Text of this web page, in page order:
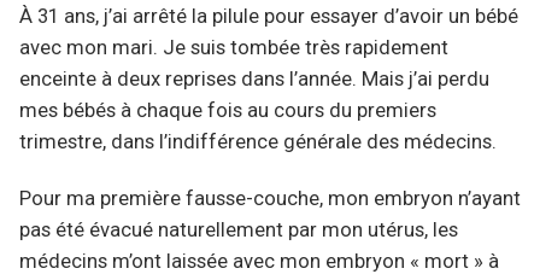
À 31 ans, j’ai arrêté la pilule pour essayer d’avoir un bébé
avec mon mari. Je suis tombée très rapidement
enceinte à deux reprises dans l’année. Mais j’ai perdu
mes bébés à chaque fois au cours du premiers
trimestre, dans l’indifférence générale des médecins.
Pour ma première fausse-couche, mon embryon n’ayant
pas été évacué naturellement par mon utérus, les
médecins m’ont laissée avec mon embryon « mort » à